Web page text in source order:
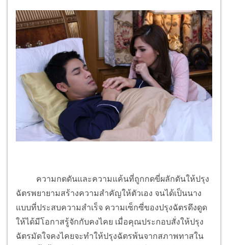
ความกดดันและความแค้นที่ถูกกดขี่ผลักดันให้ปรุง
ฉัตรพยายามสร้างความสำคัญให้ตัวเอง จนได้เป็นนาง
แบบที่ประสบความสำเร็จ ความเซ็กซี่ของปรุงฉัตรดึงดูด
ให้ได้มีโอกาสรู้จักกับคงไคย เมื่อคุณประกอบสั่งให้ปรุง
ฉัตรมัดใจคงไคยจะทำให้ปรุงฉัตรพ้นจากสภาพทาสใน